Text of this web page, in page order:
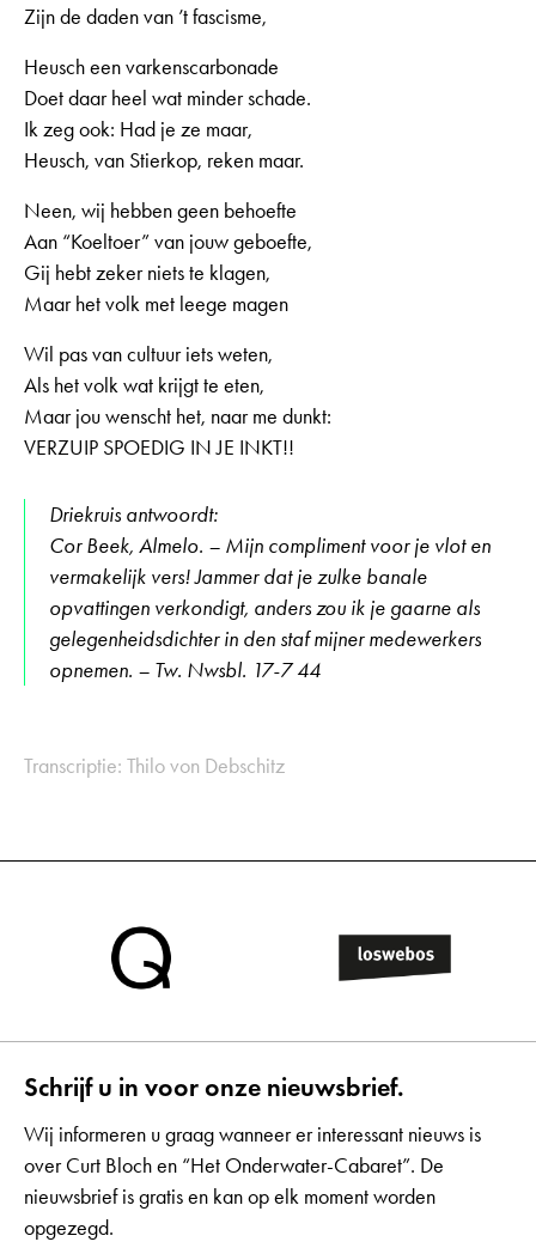
Zijn de daden van ’t fascisme,
Heusch een varkenscarbonade
Doet daar heel wat minder schade.
Ik zeg ook: Had je ze maar,
Heusch, van Stierkop, reken maar.
Neen, wij hebben geen behoefte
Aan “Koeltoer” van jouw geboefte,
Gij hebt zeker niets te klagen,
Maar het volk met leege magen
Wil pas van cultuur iets weten,
Als het volk wat krijgt te eten,
Maar jou wenscht het, naar me dunkt:
VERZUIP SPOEDIG IN JE INKT!!
Driekruis antwoordt:
Cor Beek, Almelo. – Mijn compliment voor je vlot en
vermakelijk vers! Jammer dat je zulke banale
opvattingen verkondigt, anders zou ik je gaarne als
gelegenheidsdichter in den staf mijner medewerkers
opnemen. – Tw. Nwsbl. 17-7 44
Transcriptie: Thilo von Debschitz
Schrijf u in voor onze nieuwsbrief.
Wij informeren u graag wanneer er interessant nieuws is
over Curt Bloch en “Het Onderwater-Cabaret”. De
nieuwsbrief is gratis en kan op elk moment worden
opgezegd.